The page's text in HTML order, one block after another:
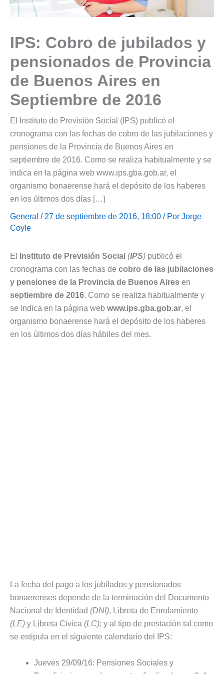
IPS: Cobro de jubilados y
pensionados de Provincia
de Buenos Aires en
Septiembre de 2016
El Instituto de Previsión Social (IPS) publicó el
cronograma con las fechas de cobro de las jubilaciones y
pensiones de la Provincia de Buenos Aires en
septiembre de 2016. Como se realiza habitualmente y se
indica en la página web www.ips.gba.gob.ar, el
organismo bonaerense hará el depósito de los haberes
en los últimos dos días […]
General / 27 de septiembre de 2016, 18:00 / Por Jorge
Coyle
El Instituto de Previsión Social (IPS) publicó el
cronograma con las fechas de cobro de las jubilaciones
y pensiones de la Provincia de Buenos Aires en
septiembre de 2016. Como se realiza habitualmente y
se indica en la página web www.ips.gba.gob.ar, el
organismo bonaerense hará el depósito de los haberes
en los últimos dos días hábiles del mes.
La fecha del pago a los jubilados y pensionados
bonaerenses depende de la terminación del Documento
Nacional de Identidad (DNI), Libreta de Enrolamiento
(LE) y Libreta Cívica (LC); y al tipo de prestación tal como
se estipula en el siguiente calendario del IPS:
Jueves 29/09/16: Pensiones Sociales y